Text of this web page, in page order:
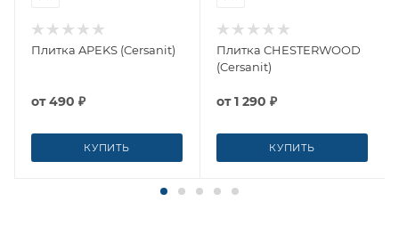
Плитка APEKS (Cersanit)
от490 ₽
КУПИТЬ
Плитка CHESTERWOOD
(Cersanit)
от1 290 ₽
КУПИТЬ